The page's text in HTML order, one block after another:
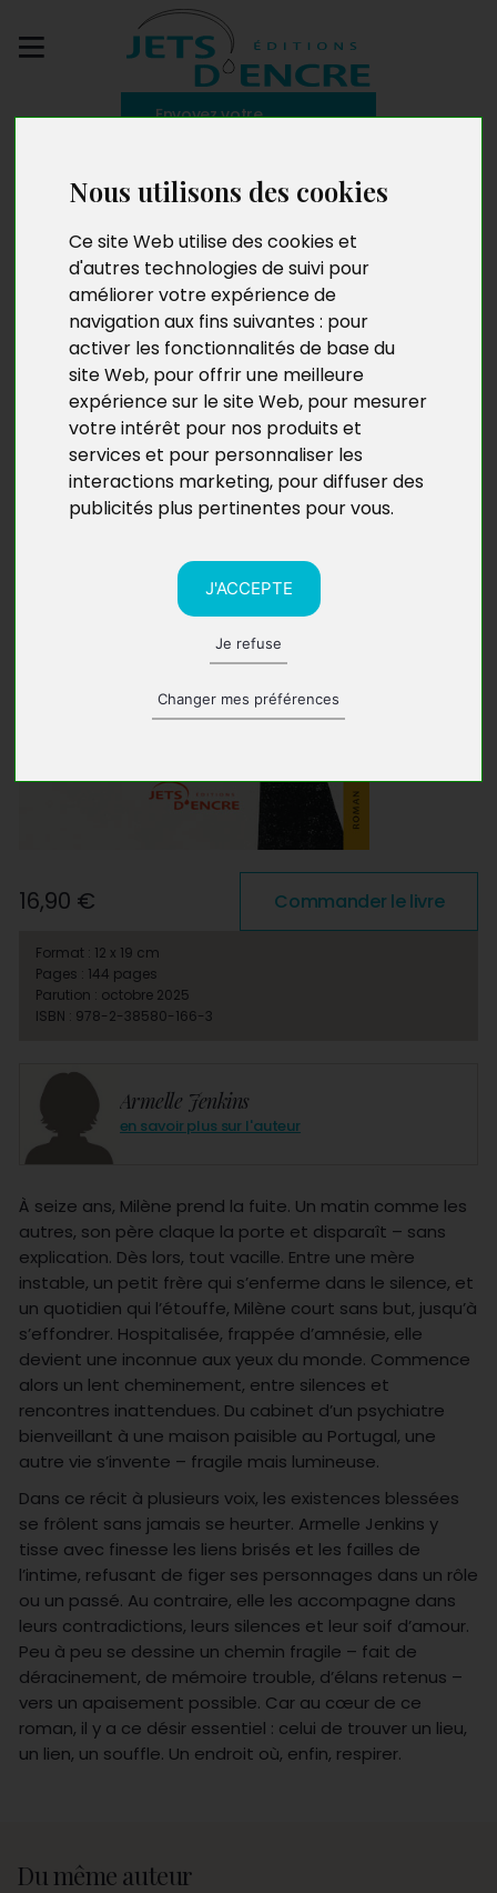
Nous utilisons des cookies
Ce site Web utilise des cookies et
d'autres technologies de suivi pour
améliorer votre expérience de
navigation aux fins suivantes : pour
activer les fonctionnalités de base du
site Web, pour offrir une meilleure
expérience sur le site Web, pour mesurer
votre intérêt pour nos produits et
services et pour personnaliser les
interactions marketing, pour diffuser des
publicités plus pertinentes pour vous.
J'ACCEPTE
Je refuse
Changer mes préférences
Envoyez votre
Un jour ailleurs
Armelle Jenkins
en savoir plus sur l'auteur
À seize ans, Milène prend la fuite. Un matin comme les
autres, son père claque la porte et disparaît – sans
explication. Dès lors, tout vacille. Entre une mère
instable, un petit frère qui s’enferme dans le silence, et
un quotidien qui l’étouffe, Milène court sans but, jusqu’à
s’effondrer. Hospitalisée, frappée d’amnésie, elle
devient une inconnue aux yeux du monde. Commence
alors un lent cheminement, entre silences et
rencontres inattendues. Du cabinet d’un psychiatre
bienveillant à une maison paisible au Portugal, une
autre vie s’invente – fragile mais lumineuse.
Dans ce récit à plusieurs voix, les existences blessées
se frôlent sans jamais se heurter. Armelle Jenkins y
tisse avec finesse les liens brisés et les failles de
l’intime, refusant de figer ses personnages dans un rôle
ou un passé. Au contraire, elle les accompagne dans
leurs contradictions, leurs silences et leur soif d’amour.
Peu à peu se dessine un chemin fragile – fait de
déracinement, de mémoire trouble, d’élans retenus –
vers un apaisement possible. Car au cœur de ce
roman, il y a ce désir essentiel : celui de trouver un lieu,
un lien, un souffle. Un endroit où, enfin, respirer.
16,90 € Commander le livre
Format : 12 x 19 cm
Pages : 144 pages
Parution : octobre 2025
ISBN : 978-2-38580-166-3
Du même auteur